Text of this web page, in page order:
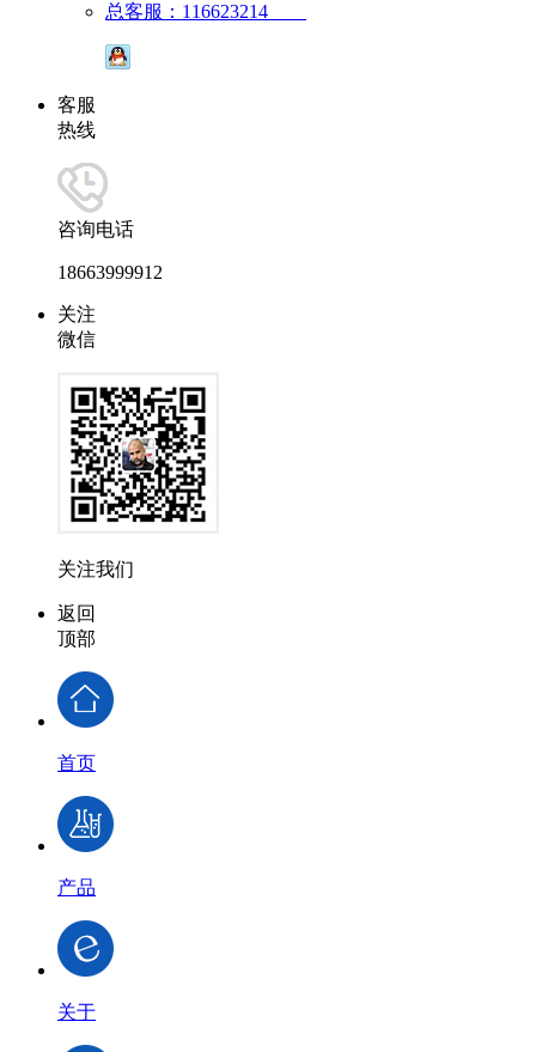
总客服：116623214
客服
热线
咨询电话
18663999912
关注
微信
关注我们
返回
顶部
首页
产品
关于